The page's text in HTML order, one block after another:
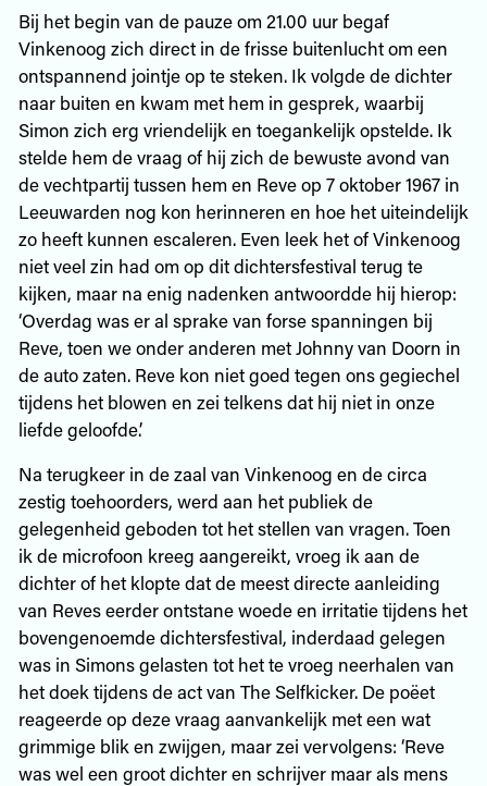
Bij het begin van de pauze om 21.00 uur begaf
Vinkenoog zich direct in de frisse buitenlucht om een
ontspannend jointje op te steken. Ik volgde de dichter
naar buiten en kwam met hem in gesprek, waarbij
Simon zich erg vriendelijk en toegankelijk opstelde. Ik
stelde hem de vraag of hij zich de bewuste avond van
de vechtpartij tussen hem en Reve op 7 oktober 1967 in
Leeuwarden nog kon herinneren en hoe het uiteindelijk
zo heeft kunnen escaleren. Even leek het of Vinkenoog
niet veel zin had om op dit dichtersfestival terug te
kijken, maar na enig nadenken antwoordde hij hierop:
‘Overdag was er al sprake van forse spanningen bij
Reve, toen we onder anderen met Johnny van Doorn in
de auto zaten. Reve kon niet goed tegen ons gegiechel
tijdens het blowen en zei telkens dat hij niet in onze
liefde geloofde.’
Na terugkeer in de zaal van Vinkenoog en de circa
zestig toehoorders, werd aan het publiek de
gelegenheid geboden tot het stellen van vragen. Toen
ik de microfoon kreeg aangereikt, vroeg ik aan de
dichter of het klopte dat de meest directe aanleiding
van Reves eerder ontstane woede en irritatie tijdens het
bovengenoemde dichtersfestival, inderdaad gelegen
was in Simons gelasten tot het te vroeg neerhalen van
het doek tijdens de act van The Selfkicker. De poëet
reageerde op deze vraag aanvankelijk met een wat
grimmige blik en zwijgen, maar zei vervolgens: ‘Reve
was wel een groot dichter en schrijver maar als mens